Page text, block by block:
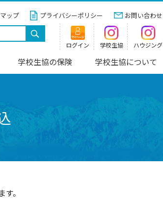
ップ プライバシーポリシー お問い合わせ
ログイン 学校生協 ハウジング
学校生協の保険 学校生協について
。